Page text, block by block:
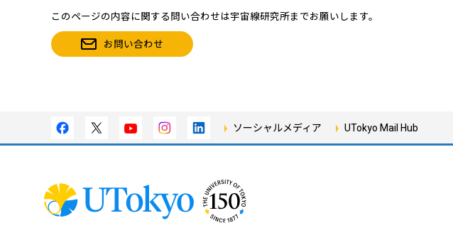
このページの内容に関する問い合わせは宇宙線研究所までお願いします。
お問い合わせ
ソーシャルメディア UTokyo Mail Hub